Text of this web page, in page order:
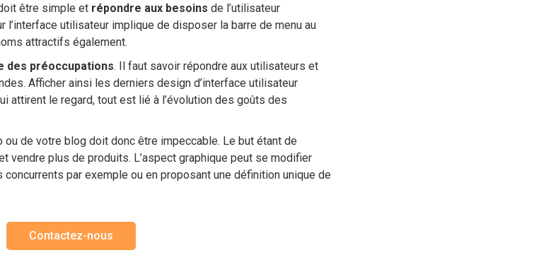
être simple et répondre aux besoins de l’utilisateur
l’interface utilisateur implique de disposer la barre de menu au
attractifs également.
des préoccupations. Il faut savoir répondre aux utilisateurs et
Afficher ainsi les derniers design d’interface utilisateur
attirent le regard, tout est lié à l’évolution des goûts des
de votre blog doit donc être impeccable. Le but étant de
vendre plus de produits. L’aspect graphique peut se modifier
par exemple ou en proposant une définition unique de
Contactez-nous